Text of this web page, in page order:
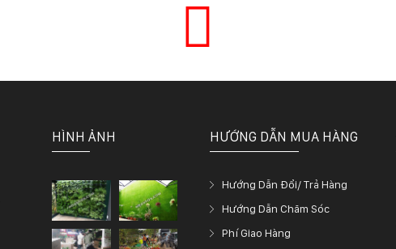
HÌNH ẢNH HƯỚNG DẪN MUA HÀNG
Hướng Dẫn Đổi/ Trả Hàng
Hướng Dẫn Chăm Sóc
Phí Giao Hàng